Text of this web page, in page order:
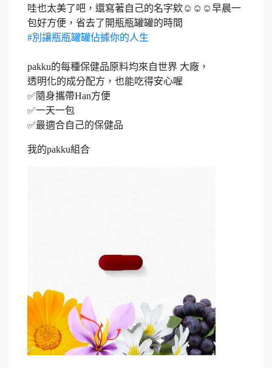
哇也太美了吧，還寫著自己的名字欸☺️☺️☺️早晨一
包好方便，省去了開瓶瓶罐罐的時間
#別讓瓶瓶罐罐佔據你的人生
pakku的每種保健品原料均來自世界 大廠，
透明化的成分配方，也能吃得安心喔
✅隨身攜帶Han方便
✅一天一包
✅最適合自己的保健品
我的pakku組合